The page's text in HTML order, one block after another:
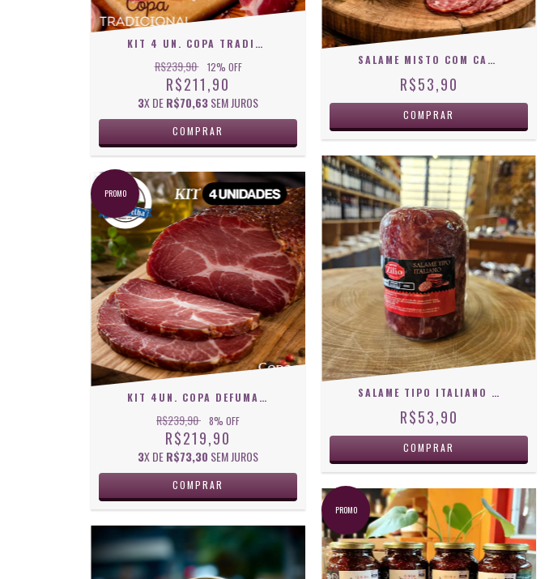
KIT 4 UN. COPA TRADICIONAL ZILIO
R$239,90 12% OFF
R$211,90
3X DER$70,63SEM JUROS
SALAME MISTO COM CARNE DE JAVALI - ZILIO
R$53,90
PROMO
KIT 4UN. COPA DEFUMADA CASA VELHA
R$239,90 8% OFF
R$219,90
3X DER$73,30 SEM JUROS
SALAME TIPO ITALIANO ZILIO
R$53,90
PROMO